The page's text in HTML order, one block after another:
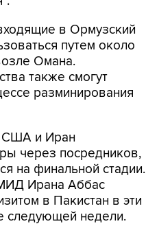
в Ормузский
путем около
Омана.
также смогут
разминирования
США и Иран
через посредников,
на финальной стадии.
Ирана Аббас
в Пакистан в эти
следующей недели.